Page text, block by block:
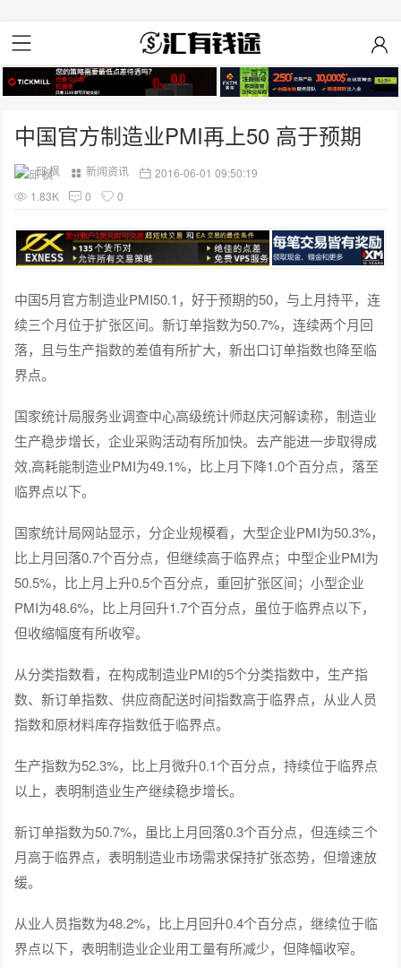
中国官方制造业PMI再上50 高于预期
邱 枫 新闻资讯
2016-06-01 09:50:19
1.83K
0 0
中国5月官方制造业PMI50.1，好于预期的50，与上月持平，连
续三个月位于扩张区间。新订单指数为50.7%，连续两个月回
落，且与生产指数的差值有所扩大，新出口订单指数也降至临
界点。
国家统计局服务业调查中心高级统计师赵庆河解读称，制造业
生产稳步增长，企业采购活动有所加快。去产能进一步取得成
效,高耗能制造业PMI为49.1%，比上月下降1.0个百分点，落至
临界点以下。
国家统计局网站显示，分企业规模看，大型企业PMI为50.3%，
比上月回落0.7个百分点，但继续高于临界点；中型企业PMI为
50.5%，比上月上升0.5个百分点，重回扩张区间；小型企业
PMI为48.6%，比上月回升1.7个百分点，虽位于临界点以下，
但收缩幅度有所收窄。
从分类指数看，在构成制造业PMI的5个分类指数中，生产指
数、新订单指数、供应商配送时间指数高于临界点，从业人员
指数和原材料库存指数低于临界点。
生产指数为52.3%，比上月微升0.1个百分点，持续位于临界点
以上，表明制造业生产继续稳步增长。
新订单指数为50.7%，虽比上月回落0.3个百分点，但连续三个
月高于临界点，表明制造业市场需求保持扩张态势，但增速放
缓。
从业人员指数为48.2%，比上月回升0.4个百分点，继续位于临
界点以下，表明制造业企业用工量有所减少，但降幅收窄。